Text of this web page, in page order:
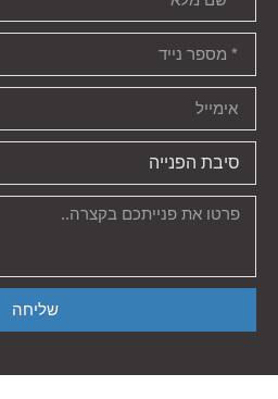
שליחה